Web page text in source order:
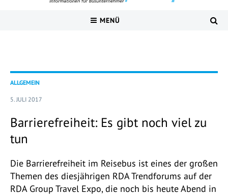
MENÜ
ALLGEMEIN
5. JULI 2017
Barrierefreiheit: Es gibt noch viel zu
tun
Die Barrierefreiheit im Reisebus ist eines der großen
Themen des diesjährigen RDA Trendforums auf der
RDA Group Travel Expo, die noch bis heute Abend in